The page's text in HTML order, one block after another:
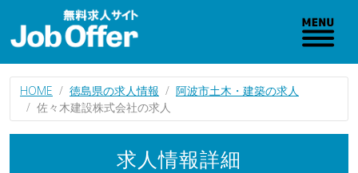
HOME 徳島県の求人情報
阿波市土木・建築の求人
佐々木建設株式会社の求人
求人情報詳細